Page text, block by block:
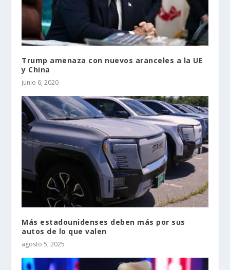
Trump amenaza con nuevos aranceles a la UE
y China
junio 6, 2020
Más estadounidenses deben más por sus
autos de lo que valen
agosto 5, 2025